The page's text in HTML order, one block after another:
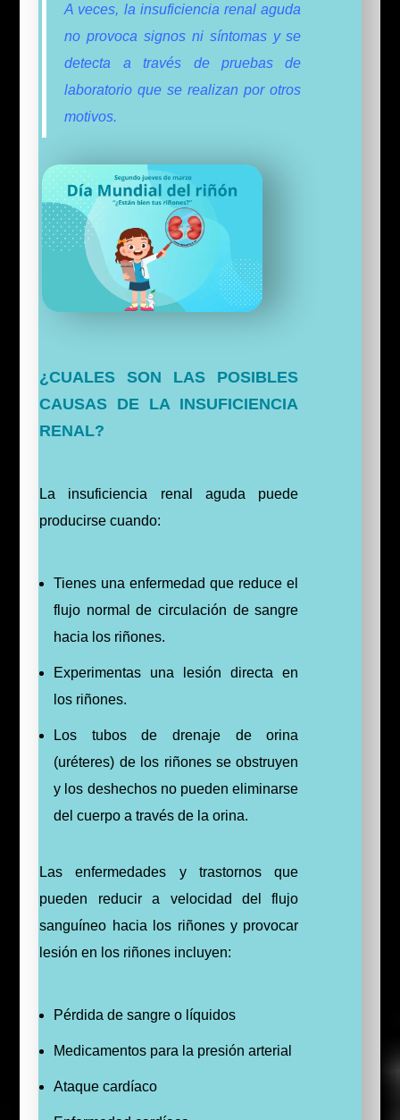
A veces, la insuficiencia renal aguda
no provoca signos ni síntomas y se
detecta a través de pruebas de
laboratorio que se realizan por otros
motivos.
¿CUALES SON LAS POSIBLES
CAUSAS DE LA INSUFICIENCIA
RENAL?
La insuficiencia renal aguda puede
producirse cuando:
Tienes una enfermedad que reduce el
flujo normal de circulación de sangre
hacia los riñones.
Experimentas una lesión directa en
los riñones.
Los tubos de drenaje de orina
(uréteres) de los riñones se obstruyen
y los deshechos no pueden eliminarse
del cuerpo a través de la orina.
Las enfermedades y trastornos que
pueden reducir a velocidad del flujo
sanguíneo hacia los riñones y provocar
lesión en los riñones incluyen:
Pérdida de sangre o líquidos
Medicamentos para la presión arterial
Ataque cardíaco